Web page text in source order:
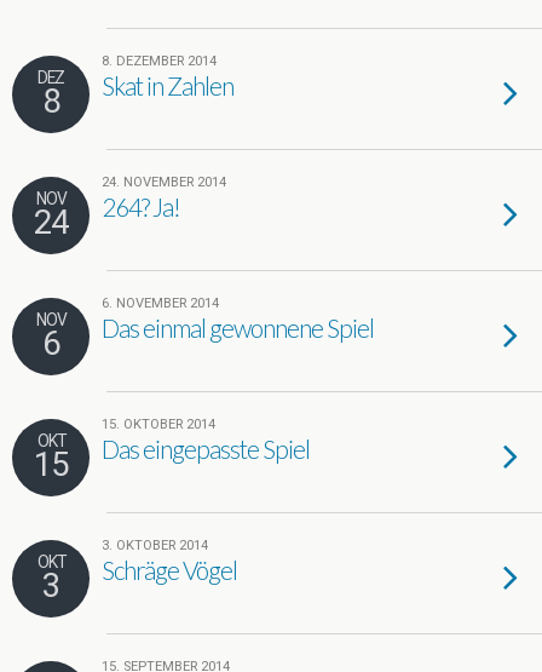
DEZ
8
8. DEZEMBER 2014
Skat in Zahlen
NOV
24
24. NOVEMBER 2014
264? Ja!
NOV
6
6. NOVEMBER 2014
Das einmal gewonnene Spiel
OKT
15
15. OKTOBER 2014
Das eingepasste Spiel
OKT
3
3. OKTOBER 2014
Schräge Vögel
15. SEPTEMBER 2014